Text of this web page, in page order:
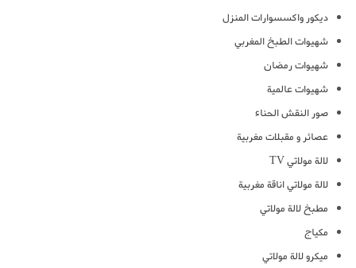
ديكور واكسسوارات المنزل
شهيوات الطبخ المغربي
شهيوات رمضان
شهيوات عالمية
صور النقش الحناء
عصائر و مقبلات مغربية
لالة مولاتي TV
لالة مولاتي اناقة مغربية
مطبخ لالة مولاتي
مكياج
ميكرو لالة مولاتي